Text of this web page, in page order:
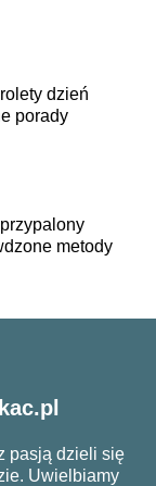
dzień
porady
metody
pasją dzieli się
Uwielbiamy